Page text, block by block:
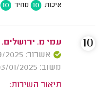
איכות 10 מחיר 10
עמי מ. ירושלים.
אשרור: 12/09/2025
משוב: 03/01/2025
תיאור השירות:
10